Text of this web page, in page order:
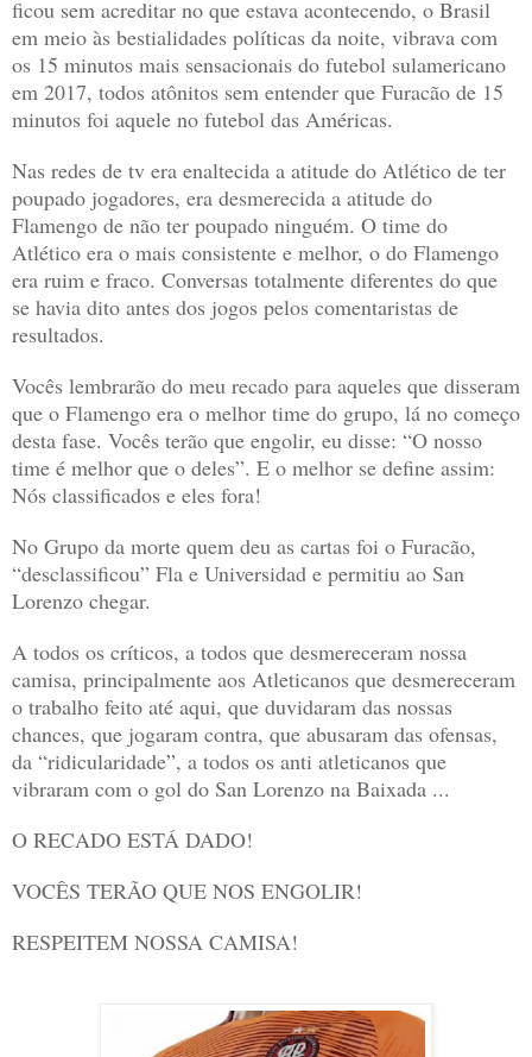
ficou sem acreditar no que estava acontecendo, o Brasil
em meio às bestialidades políticas da noite, vibrava com
os 15 minutos mais sensacionais do futebol sulamericano
em 2017, todos atônitos sem entender que Furacão de 15
minutos foi aquele no futebol das Américas.
Nas redes de tv era enaltecida a atitude do Atlético de ter
poupado jogadores, era desmerecida a atitude do
Flamengo de não ter poupado ninguém. O time do
Atlético era o mais consistente e melhor, o do Flamengo
era ruim e fraco. Conversas totalmente diferentes do que
se havia dito antes dos jogos pelos comentaristas de
resultados.
Vocês lembrarão do meu recado para aqueles que disseram
que o Flamengo era o melhor time do grupo, lá no começo
desta fase. Vocês terão que engolir, eu disse: “O nosso
time é melhor que o deles”. E o melhor se define assim:
Nós classificados e eles fora!
No Grupo da morte quem deu as cartas foi o Furacão,
“desclassificou” Fla e Universidad e permitiu ao San
Lorenzo chegar.
A todos os críticos, a todos que desmereceram nossa
camisa, principalmente aos Atleticanos que desmereceram
o trabalho feito até aqui, que duvidaram das nossas
chances, que jogaram contra, que abusaram das ofensas,
da “ridicularidade”, a todos os anti atleticanos que
vibraram com o gol do San Lorenzo na Baixada ...
O RECADO ESTÁ DADO!
VOCÊS TERÃO QUE NOS ENGOLIR!
RESPEITEM NOSSA CAMISA!